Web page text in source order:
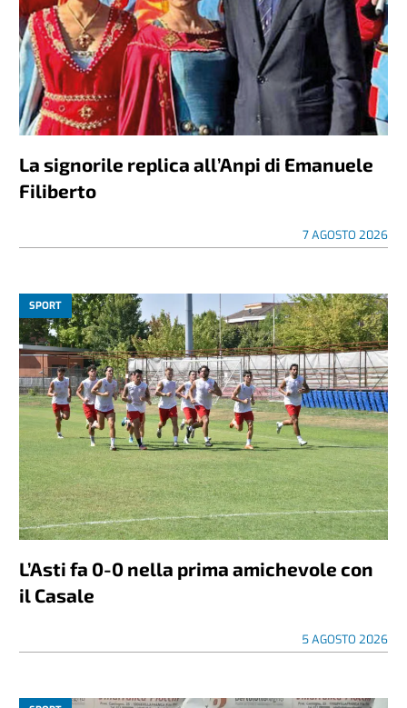
La signorile replica all’Anpi di Emanuele
Filiberto
7 AGOSTO 2026
SPORT
L’Asti fa 0-0 nella prima amichevole con
il Casale
5 AGOSTO 2026